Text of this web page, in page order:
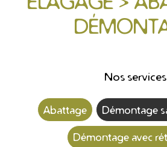
Nos services
Abattage Démontage
Démontage avec